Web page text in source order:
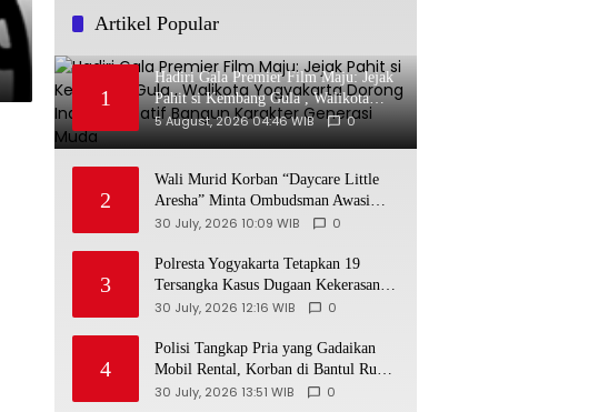
Artikel Popular
1
Hadiri Gala Premier Film Maju: Jejak
Pahit si Kembang Gula , Walikota
Yogyakarta Dorong Industri Kreatif
5 August, 2026 04:46 WIB 0
2
Wali Murid Korban “Daycare Little
Aresha” Minta Ombudsman Awasi
Penyidikan
30 July, 2026 10:09 WIB 0
3
Polresta Yogyakarta Tetapkan 19
Tersangka Kasus Dugaan Kekerasan
terhadap Anak, 16 Ditahan
30 July, 2026 12:16 WIB 0
4
Polisi Tangkap Pria yang Gadaikan
Mobil Rental, Korban di Bantul Rugi
Rp31,5 Juta
30 July, 2026 13:51 WIB 0